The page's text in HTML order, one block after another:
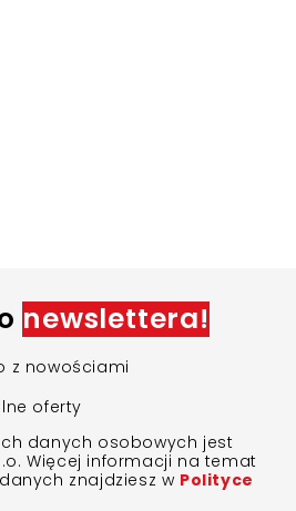
newslettera!
z nowościami
oferty
danych osobowych jest
Więcej informacji na temat
znajdziesz w Polityce